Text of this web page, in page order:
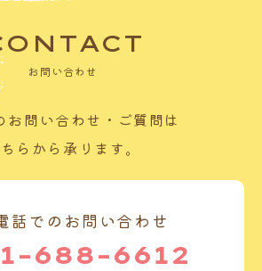
お問い合わせ
お問い合わせ・ご質問は
らから承ります。
話でのお問い合わせ
688-6612